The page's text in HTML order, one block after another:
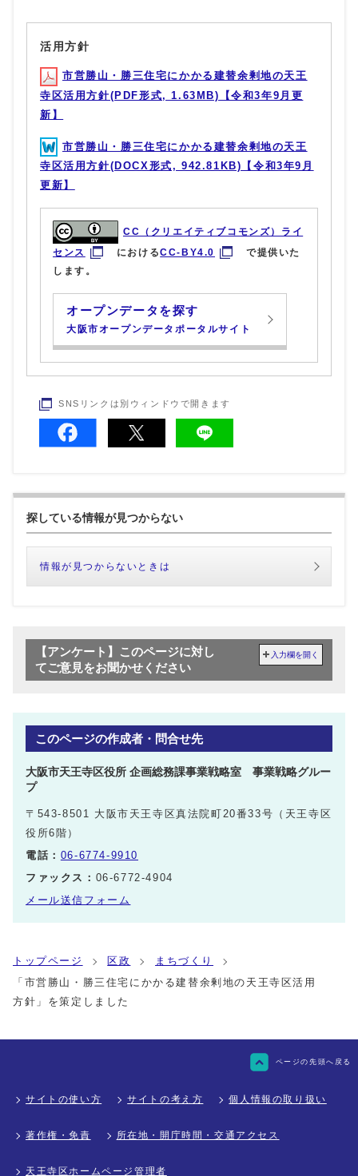
活用方針
市営勝山・勝三住宅にかかる建替余剰地の天王
寺区活用方針(PDF形式, 1.63MB)【令和3年9月更
新】
市営勝山・勝三住宅にかかる建替余剰地の天王
寺区活用方針(DOCX形式, 942.81KB)【令和3年9月
更新】
CC（クリエイティブコモンズ）ライ
センス
におけるCC-BY4.0
で提供いた
します。
オープンデータを探す
大阪市オープンデータポータルサイト
SNSリンクは別ウィンドウで開きます
探している情報が見つからない
情報が見つからないときは
【アンケート】このページに対し
てご意見をお聞かせください
入力欄を開く
このページの作成者・問合せ先
大阪市天王寺区役所 企画総務課事業戦略室 事業戦略グルー
プ
〒543-8501 大阪市天王寺区真法院町20番33号（天王寺区
役所6階）
電話： 06-6774-9910
ファックス： 06-6772-4904
メール送信フォーム
トップページ 区政
まちづくり
「市営勝山・勝三住宅にかかる建替余剰地の天王寺区活用
方針」を策定しました
ページの先頭へ戻る
サイトの使い方 サイトの考え方 個人情報の取り扱い
著作権・免責 所在地・開庁時間・交通アクセス
天王寺区ホームページ管理者